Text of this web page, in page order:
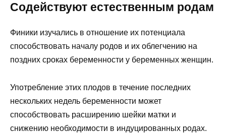
Содействуют естественным родам
Финики изучались в отношение их потенциала
способствовать началу родов и их облегчению на
поздних сроках беременности у беременных женщин.
Употребление этих плодов в течение последних
нескольких недель беременности может
способствовать расширению шейки матки и
снижению необходимости в индуцированных родах.